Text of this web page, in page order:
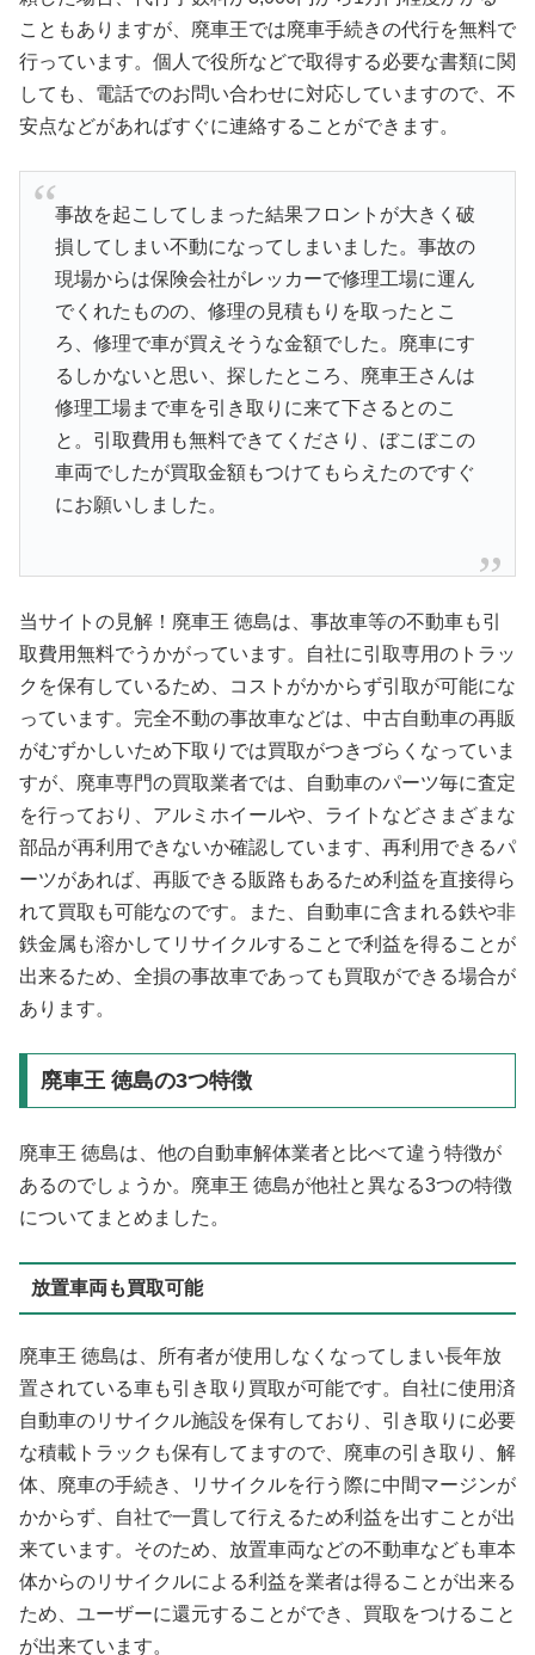
こともありますが、廃車王では廃車手続きの代行を無料で
行っています。個人で役所などで取得する必要な書類に関
しても、電話でのお問い合わせに対応していますので、不
安点などがあればすぐに連絡することができます。
事故を起こしてしまった結果フロントが大きく破
損してしまい不動になってしまいました。事故の
現場からは保険会社がレッカーで修理工場に運ん
でくれたものの、修理の見積もりを取ったとこ
ろ、修理で車が買えそうな金額でした。廃車にす
るしかないと思い、探したところ、廃車王さんは
修理工場まで車を引き取りに来て下さるとのこ
と。引取費用も無料できてくださり、ぼこぼこの
車両でしたが買取金額もつけてもらえたのですぐ
にお願いしました。
当サイトの見解！廃車王 徳島は、事故車等の不動車も引
取費用無料でうかがっています。自社に引取専用のトラッ
クを保有しているため、コストがかからず引取が可能にな
っています。完全不動の事故車などは、中古自動車の再販
がむずかしいため下取りでは買取がつきづらくなっていま
すが、廃車専門の買取業者では、自動車のパーツ毎に査定
を行っており、アルミホイールや、ライトなどさまざまな
部品が再利用できないか確認しています、再利用できるパ
ーツがあれば、再販できる販路もあるため利益を直接得ら
れて買取も可能なのです。また、自動車に含まれる鉄や非
鉄金属も溶かしてリサイクルすることで利益を得ることが
出来るため、全損の事故車であっても買取ができる場合が
あります。
廃車王 徳島の3つ特徴
廃車王 徳島は、他の自動車解体業者と比べて違う特徴が
あるのでしょうか。廃車王 徳島が他社と異なる3つの特徴
についてまとめました。
放置車両も買取可能
廃車王 徳島は、所有者が使用しなくなってしまい長年放
置されている車も引き取り買取が可能です。自社に使用済
自動車のリサイクル施設を保有しており、引き取りに必要
な積載トラックも保有してますので、廃車の引き取り、解
体、廃車の手続き、リサイクルを行う際に中間マージンが
かからず、自社で一貫して行えるため利益を出すことが出
来ています。そのため、放置車両などの不動車なども車本
体からのリサイクルによる利益を業者は得ることが出来る
ため、ユーザーに還元することができ、買取をつけること
が出来ています。